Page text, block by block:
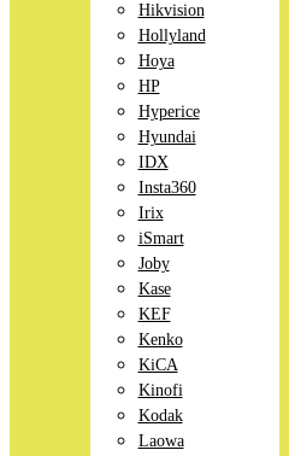
Hikvision
Hollyland
Hoya
HP
Hyperice
Hyundai
IDX
Insta360
Irix
iSmart
Joby
Kase
KEF
Kenko
KiCA
Kinofi
Kodak
Laowa